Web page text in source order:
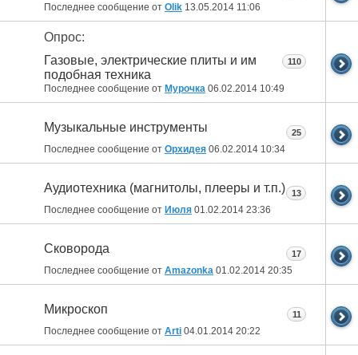
Последнее сообщение от Olik 13.05.2014 11:06
Опрос:
Газовые, электрические плиты и им
подобная техника
Последнее сообщение от Мурочка 06.02.2014 10:49
110
Музыкальные инструменты
Последнее сообщение от Орхидея 06.02.2014 10:34
25
Аудиотехника (магнитолы, плееры и т.п.)
Последнее сообщение от Июля 01.02.2014 23:36
13
Сковорода
Последнее сообщение от Amazonka 01.02.2014 20:35
17
Микроскоп
Последнее сообщение от Arti 04.01.2014 20:22
11